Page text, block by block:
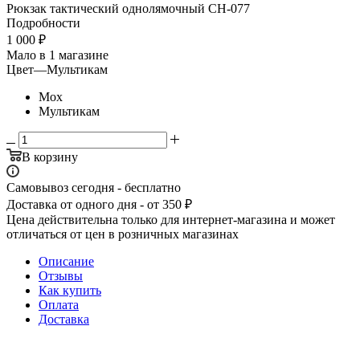
Рюкзак тактический однолямочный CH-077
Подробности
1 000 ₽
Мало в 1 магазине
Цвет—Мультикам
Мох
Мультикам
В корзину
Самовывоз сегодня - бесплатно
Доставка от одного дня - от 350 ₽
Цена действительна только для интернет-магазина и может
отличаться от цен в розничных магазинах
Описание
Отзывы
Как купить
Оплата
Доставка